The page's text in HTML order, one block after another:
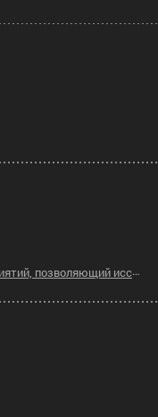
ИТ аудит предприятия - комплекс мероприятий, позволяющий исследовать существующую инфраструктуру компании на предмет эффективности ее работы